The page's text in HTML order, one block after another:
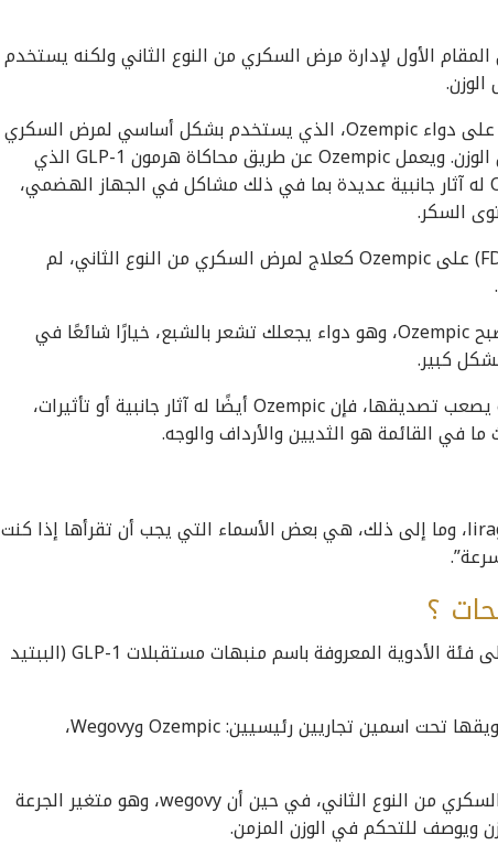
الأول لإدارة مرض السكري من النوع الثاني ولكنه يستخدم
وسبق أن وافقت إدارة الغذاء والدواء الأمريكية على دواء Ozempic، الذي يستخدم بشكل أساسي لمرض السكري
من النوع الثاني، والذي أصبح الآن شائعًا لفقدان الوزن. ويعمل Ozempic عن طريق محاكاة هرمون GLP-1 الذي
بدوره يثبط الشهية ويحفز الشبع. لكن Ozempic له آثار جانبية عديدة بما في ذلك مشاكل في الجهاز الهضمي،
السكر.
عندما وافقت إدارة الغذاء والدواء الأمريكية (FDA) على Ozempic كعلاج لمرض السكري من النوع الثاني، لم
ومع ذلك، بعد سنوات قليلة فقط من إطلاقه، أصبح Ozempic، وهو دواء يجعلك تشعر بالشبع، خيارًا شائعًا في
كبير.
ومع ذلك، مثل أي دواء آخر يبدو جيدًا جدًا لدرجة يصعب تصديقها، فإن Ozempic أيضًا له آثار جانبية أو تأثيرات،
في القائمة هو الثديين والأرداف والوجه.
Ozempic، وsemaglutide، وWegovy، وliraglutide، وما إلى ذلك، هي بعض الأسماء التي يجب أن تقرأها إذا كنت
؟
جميع هذه الأدوية التي ذكرناها سابقًا تنتمي إلى فئة الأدوية المعروفة باسم منبهات مستقبلات GLP-1 (الببتيد
سيماجلوتايد هو أحد هذه الأدوية التي يتم تسويقها تحت اسمين تجاريين رئيسيين: Ozempic وWegovy،
يوصف Ozempic في المقام الأول لإدارة مرض السكري من النوع الثاني، في حين أن wegovy، وهو متغير الجرعة
ويوصف للتحكم في الوزن المزمن.